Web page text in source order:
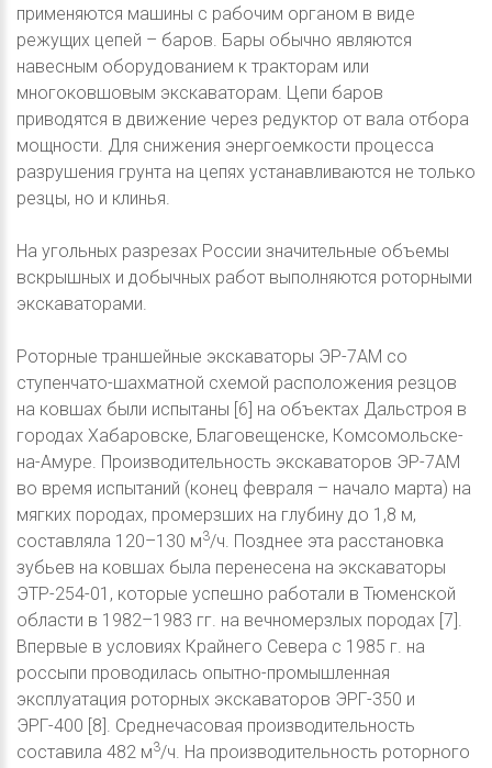
применяются машины с рабочим органом в виде
режущих цепей – баров. Бары обычно являются
навесным оборудованием к тракторам или
многоковшовым экскаваторам. Цепи баров
приводятся в движение через редуктор от вала отбора
мощности. Для снижения энергоемкости процесса
разрушения грунта на цепях устанавливаются не только
резцы, но и клинья.
На угольных разрезах России значительные объемы
вскрышных и добычных работ выполняются роторными
экскаваторами.
Роторные траншейные экскаваторы ЭР-7АМ со
ступенчато-шахматной схемой расположения резцов
на ковшах были испытаны [6] на объектах Дальстроя в
городах Хабаровске, Благовещенске, Комсомольске-
на-Амуре. Производительность экскаваторов ЭР-7АМ
во время испытаний (конец февраля – начало марта) на
мягких породах, промерзших на глубину до 1,8 м,
составляла 120–130 м3/ч. Позднее эта расстановка
зубьев на ковшах была перенесена на экскаваторы
ЭТР-254-01, которые успешно работали в Тюменской
области в 1982–1983 гг. на вечномерзлых породах [7].
Впервые в условиях Крайнего Севера с 1985 г. на
россыпи проводилась опытно-промышленная
эксплуатация роторных экскаваторов ЭРГ-350 и
ЭРГ-400 [8]. Среднечасовая производительность
составила 482 м3/ч. На производительность роторного